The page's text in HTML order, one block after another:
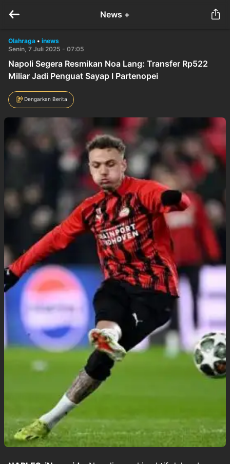
News +
Olahraga • inews
Senin, 7 Juli 2025 - 07:05
Napoli Segera Resmikan Noa Lang: Transfer Rp522
Miliar Jadi Penguat Sayap I Partenopei
Dengarkan Berita